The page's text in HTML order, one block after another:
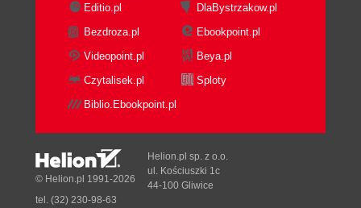
Editio.pl
DlaBystrzakow.pl
Bezdroza.pl
Ebookpoint.pl
Videopoint.pl
Beya.pl
Czytalisek.pl
Sploty
Biblio.Ebookpoint.pl
© Helion.pl 1991-2026
Helion.pl sp. z o.o.
ul. Kościuszki 1c
44-100 Gliwice
tel. (32) 230-98-63